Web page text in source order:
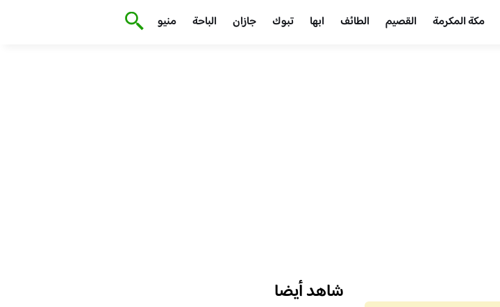
مكة المكرمة القصيم الطائف ابها تبوك جازان الباحة منيو
شاهد أيضا